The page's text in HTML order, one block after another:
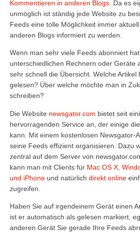
Kommentieren in anderen Blogs . Da es
unmöglich ist ständig jede Website zu
Feeds eine tolle Möglichkeit immer
anderen Blogs informiert zu werden.
Wenn man sehr viele Feeds abonniert
unterschiedlichen Rechnern oder Geräte
sehr schnell die Übersicht. Welche Artikel
gelesen? Über welche möchte man in
schreiben?
Die Website newsgator.com bietet seit
hervorragenden Service an, der einige
kann. Mit einem kostenlosen Newsgator-
seine Feeds effizient organisieren. Dazu
zentral auf dem Server von
kann man mit Clients für Mac OS X
und iPhone und natürlich direkt online
zugreifen.
Haben Sie auf irgendeinem Gerät einen
ist er automatisch als gelesen markiert,
anderen Gerät Sie gerade Ihre Feeds